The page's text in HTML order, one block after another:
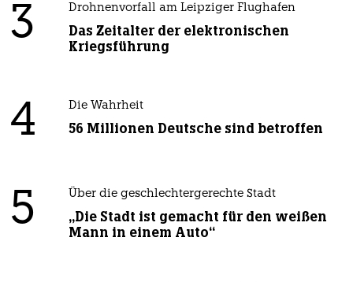
3 Drohnenvorfall am Leipziger Flughafen
Das Zeitalter der elektronischen
Kriegsführung
4 Die Wahrheit
56 Millionen Deutsche sind betroffen
5 Über die geschlechtergerechte Stadt
„Die Stadt ist gemacht für den weißen
Mann in einem Auto“